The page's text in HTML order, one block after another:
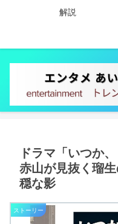
解説
ドラマ「いつか
赤山が見抜く瑠
穏な影
ストーリー